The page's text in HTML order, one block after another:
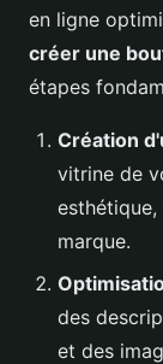
en ligne
créer une
étapes
Création
vitrine de
marque.
des
et des